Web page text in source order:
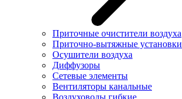
Приточные очистители воздуха
Приточно-вытяжные установки
Осушители воздуха
Диффузоры
Сетевые элементы
Вентиляторы канальные
Воздуховоды гибкие